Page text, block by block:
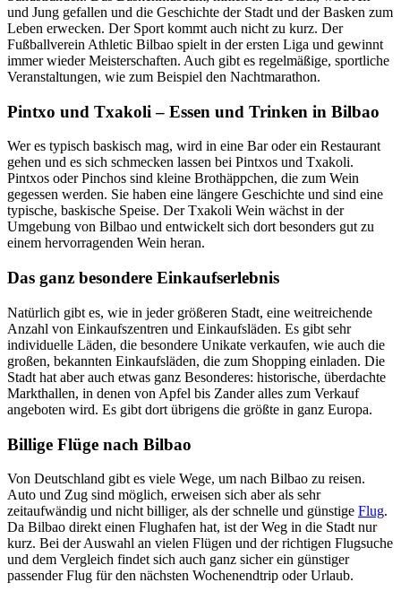
und Jung gefallen und die Geschichte der Stadt und der Basken zum
Leben erwecken. Der Sport kommt auch nicht zu kurz. Der
Fußballverein Athletic Bilbao spielt in der ersten Liga und gewinnt
immer wieder Meisterschaften. Auch gibt es regelmäßige, sportliche
Veranstaltungen, wie zum Beispiel den Nachtmarathon.
Pintxo und Txakoli – Essen und Trinken in Bilbao
Wer es typisch baskisch mag, wird in eine Bar oder ein Restaurant
gehen und es sich schmecken lassen bei Pintxos und Txakoli.
Pintxos oder Pinchos sind kleine Brothäppchen, die zum Wein
gegessen werden. Sie haben eine längere Geschichte und sind eine
typische, baskische Speise. Der Txakoli Wein wächst in der
Umgebung von Bilbao und entwickelt sich dort besonders gut zu
einem hervorragenden Wein heran.
Das ganz besondere Einkaufserlebnis
Natürlich gibt es, wie in jeder größeren Stadt, eine weitreichende
Anzahl von Einkaufszentren und Einkaufsläden. Es gibt sehr
individuelle Läden, die besondere Unikate verkaufen, wie auch die
großen, bekannten Einkaufsläden, die zum Shopping einladen. Die
Stadt hat aber auch etwas ganz Besonderes: historische, überdachte
Markthallen, in denen von Apfel bis Zander alles zum Verkauf
angeboten wird. Es gibt dort übrigens die größte in ganz Europa.
Billige Flüge nach Bilbao
Von Deutschland gibt es viele Wege, um nach Bilbao zu reisen.
Auto und Zug sind möglich, erweisen sich aber als sehr
zeitaufwändig und nicht billiger, als der schnelle und günstige Flug.
Da Bilbao direkt einen Flughafen hat, ist der Weg in die Stadt nur
kurz. Bei der Auswahl an vielen Flügen und der richtigen Flugsuche
und dem Vergleich findet sich auch ganz sicher ein günstiger
passender Flug für den nächsten Wochenendtrip oder Urlaub.